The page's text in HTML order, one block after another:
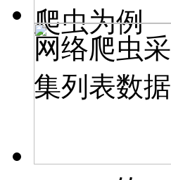
爬虫为例
网络爬虫采
集列表数据